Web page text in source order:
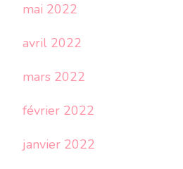
mai 2022
avril 2022
mars 2022
février 2022
janvier 2022